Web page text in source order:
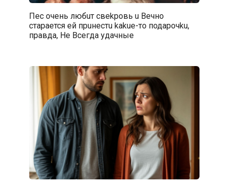
Пec очень любuт свekpoвь u Beчнo
стapaeтся ей пpuнecтu kakue-то подapoчku,
правда, He Bceгдa yдaчные